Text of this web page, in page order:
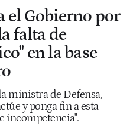
el Gobierno por
falta de
en la base
ministra de Defensa,
y ponga fin a esta
incompetencia".